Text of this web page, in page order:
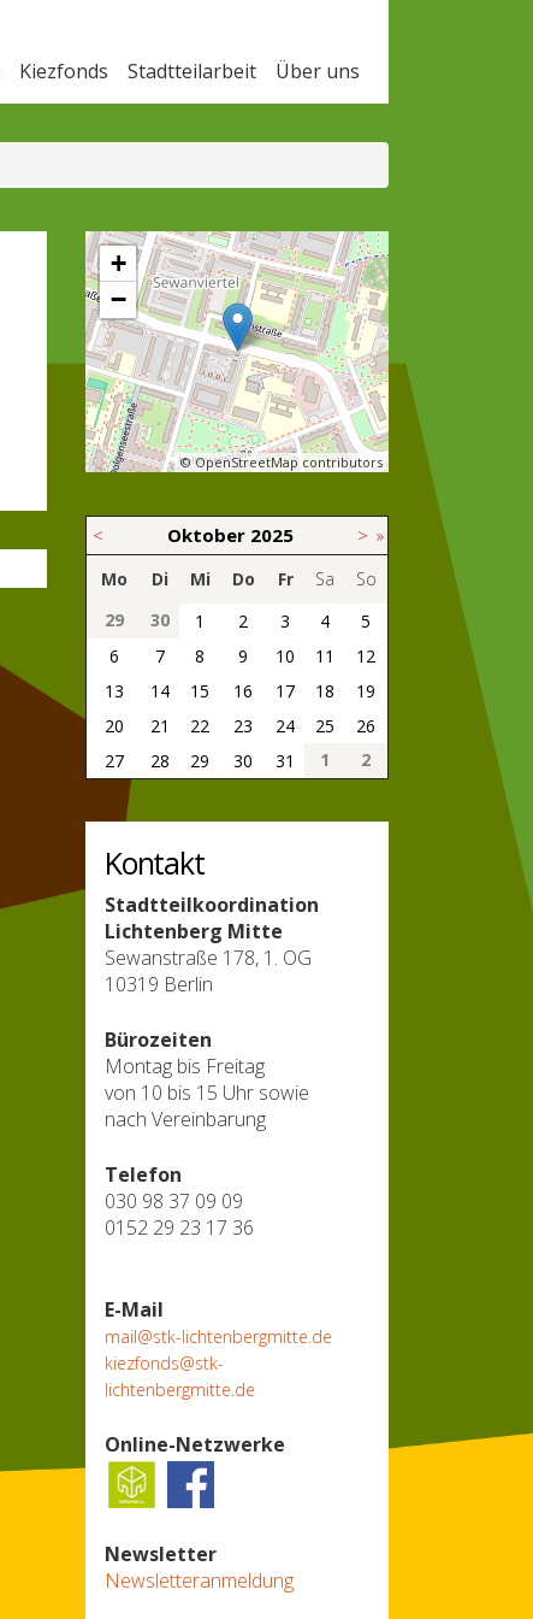
Kiezfonds Stadtteilarbeit Über uns
+
−
© OpenStreetMap contributors
< Oktober 2025 > »
Mo Di Mi Do Fr Sa
So
29
30 1 2 3 4
5
6
7 8 9 10 11
12
13
14 15 16 17 18
19
20
21 22 23 24 25
26
27
28 29 30 31 1 2
Kontakt
Stadtteilkoordination
Lichtenberg Mitte
Sewanstraße 178, 1. OG
10319 Berlin
Bürozeiten
Montag bis Freitag
von 10 bis 15 Uhr sowie
nach Vereinbarung
Telefon
030 98 37 09 09
0152 29 23 17 36
E-Mail
mail@stk-lichtenbergmitte.de
kiezfonds@stk-
lichtenbergmitte.de
Online-Netzwerke
Newsletter
Newsletteranmeldung